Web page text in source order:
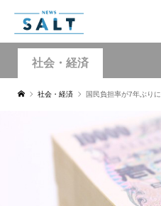
社会・経済
社会・経済 国民負担率が7年ぶり